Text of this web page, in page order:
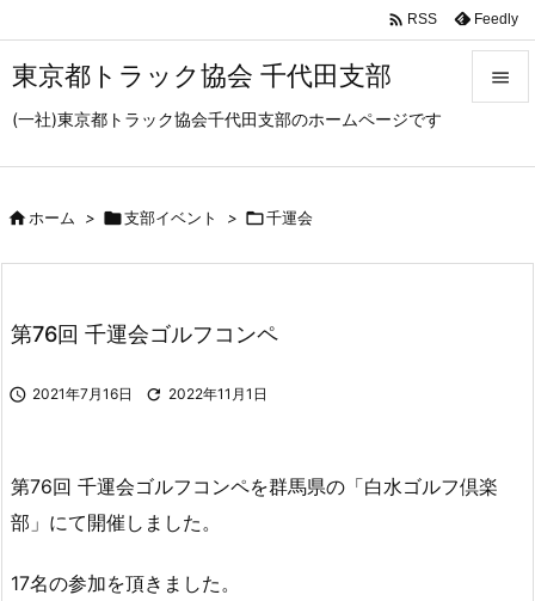
東京都トラック協会 千代田支部
(一社)東京都トラック協会千代田支部のホームページです

 RSS Feedly
ホーム > 支部イベント > 千運会
第76回 千運会ゴルフコンペ
 2021年7月16日  2022年11月1日
第76回 千運会ゴルフコンペを群馬県の「白水ゴルフ倶楽
部」にて開催しました。
17名の参加を頂きました。